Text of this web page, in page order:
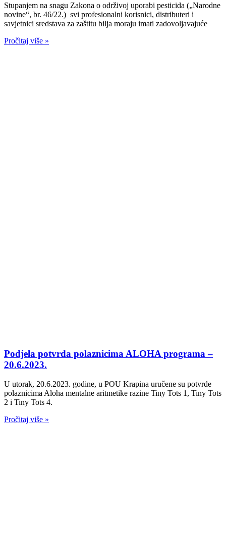
Stupanjem na snagu Zakona o održivoj uporabi pesticida („Narodne
novine“, br. 46/22.) svi profesionalni korisnici, distributeri i
savjetnici sredstava za zaštitu bilja moraju imati zadovoljavajuće
Pročitaj više »
Podjela potvrda polaznicima ALOHA programa –
20.6.2023.
U utorak, 20.6.2023. godine, u POU Krapina uručene su potvrde
polaznicima Aloha mentalne aritmetike razine Tiny Tots 1, Tiny Tots
2 i Tiny Tots 4.
Pročitaj više »